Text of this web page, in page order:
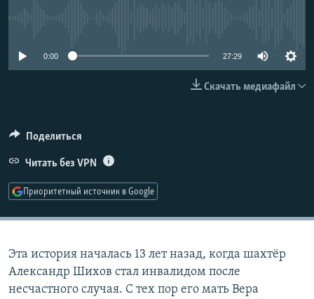
РАСПИСАНИЕ ВЕЩАНИЯ
0:00 27:29
Скачать медиафайл
Поделиться
Читать без VPN
Приоритетный источник в Google
Эта история началась 13 лет назад, когда шахтёр
Александр Шихов стал инвалидом после
несчастного случая. С тех пор его мать Вера